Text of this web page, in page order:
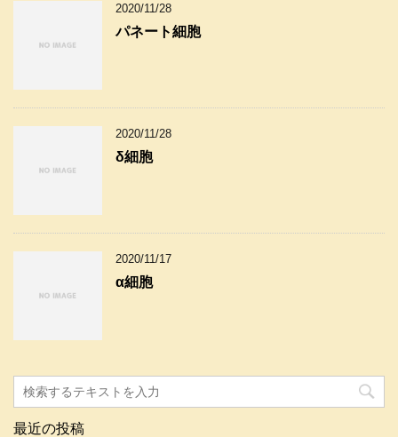
2020/11/28
パネート細胞
2020/11/28
δ細胞
2020/11/17
α細胞
最近の投稿